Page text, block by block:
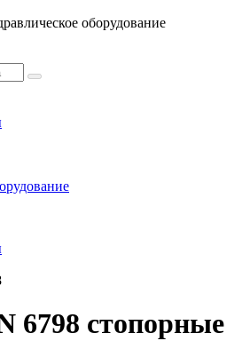
оборудование
стопорные